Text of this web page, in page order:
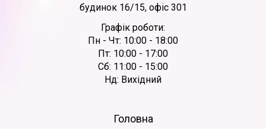
будинок 16/15, офіс 301
Графік роботи:
Пн - Чт: 10:00 - 18:00
Пт: 10:00 - 17:00
Сб: 11:00 - 15:00
Нд: Вихідний
Головна